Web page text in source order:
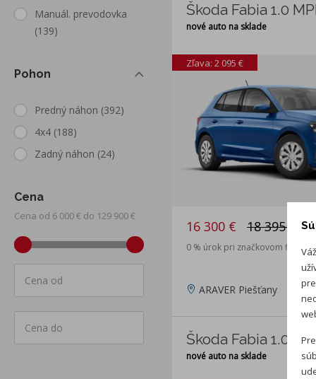
Manuál. prevodovka
(139)
Pohon
Predný náhon (392)
4x4 (188)
Zadný náhon (24)
Cena
Cena od 6 000 € do 129 900 €
Cena od
Cena do
Škoda Fabia 1.0
nové auto na sklade
Zľava: 2 095 €
16 300 € 18 395 €
0 % úrok pri značkovom
ARAVER Piešťany
Škoda Fabia 1.0
nové auto na sklade